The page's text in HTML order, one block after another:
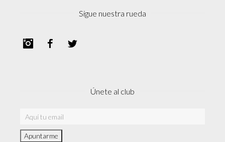
Sigue nuestra rueda
InstagramFacebook
Únete al club